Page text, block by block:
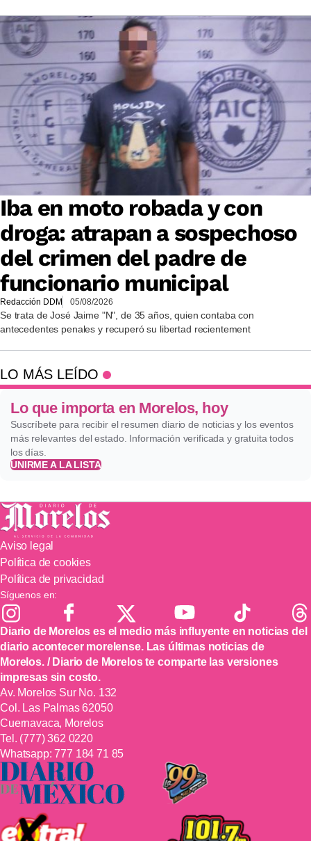
Iba en moto robada y con
droga: atrapan a sospechoso
del crimen del padre de
funcionario municipal
Redacción DDM 05/08/2026
Se trata de José Jaime "N", de 35 años, quien contaba con
antecedentes penales y recuperó su libertad recientement
LO MÁS LEÍDO
Lo que importa en Morelos, hoy
Suscríbete para recibir el resumen diario de noticias y los eventos
más relevantes del estado. Información verificada y gratuita todos
los días.
UNIRME A LA LISTA
Aviso legal
Política de cookies
Política de privacidad
Síguenos en:
Diario de Morelos es el medio más influyente en noticias del
diario acontecer morelense. Las últimas noticias de
Morelos. / Diario de Morelos te comparte las versiones
impresas sin costo.
Av. Morelos Sur No. 132
Col. Las Palmas 62050
Cuernavaca, Morelos
Tel. (777) 362 0220
Whatsapp:777 184 71 85